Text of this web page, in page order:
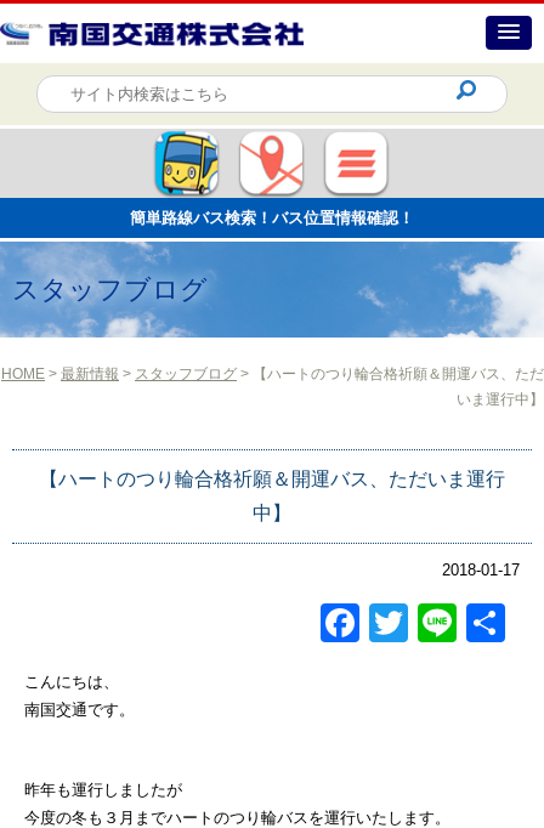
簡単路線バス検索！バス位置情報確認！
スタッフブログ
HOME > 最新情報 > スタッフブログ > 【ハートのつり輪合格祈願＆開運バス、ただ
いま運行中】
【ハートのつり輪合格祈願＆開運バス、ただいま運行
中】
2018-01-17
Facebook
Twitter
Line
こんにちは、
南国交通です。
昨年も運行しましたが
今度の冬も３月までハートのつり輪バスを運行いたします。